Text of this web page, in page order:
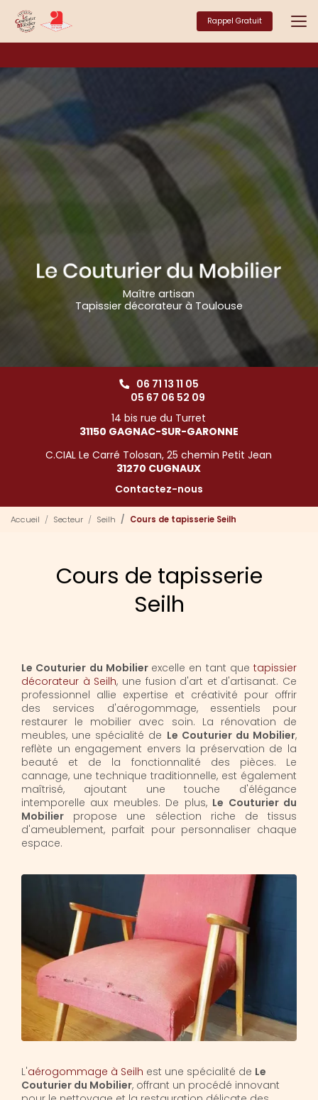
contenu
principal
Rappel Gratuit
Maître artisan
Tapissier décorateur à Toulouse
06 71 13 11 05
05 67 06 52 09
14 bis rue du Turret
31150 GAGNAC-SUR-GARONNE
C.CIAL Le Carré Tolosan, 25 chemin Petit Jean
31270 CUGNAUX
Contactez-nous
Accueil Secteur Seilh Cours de tapisserie Seilh
Cours de tapisserie
Seilh
Le Couturier du Mobilier excelle en tant que tapissier
décorateur à Seilh, une fusion d'art et d'artisanat. Ce
professionnel allie expertise et créativité pour offrir
des services d'aérogommage, essentiels pour
restaurer le mobilier avec soin. La rénovation de
meubles, une spécialité de Le Couturier du Mobilier,
reflète un engagement envers la préservation de la
beauté et de la fonctionnalité des pièces. Le
cannage, une technique traditionnelle, est également
maîtrisé, ajoutant une touche d'élégance
intemporelle aux meubles. De plus, Le Couturier du
Mobilier propose une sélection riche de tissus
d'ameublement, parfait pour personnaliser chaque
espace.
L'aérogommage à Seilh est une spécialité de Le
Couturier du Mobilier, offrant un procédé innovant